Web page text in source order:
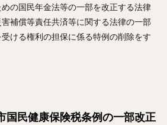
の国民年金法等の一部を改正する法律
補償等責任共済等に関する法律の一部
ける権利の担保に係る特例の削除をす
民健康保険税条例の一部改正